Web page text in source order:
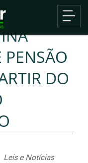
DO
Leis e Notícias